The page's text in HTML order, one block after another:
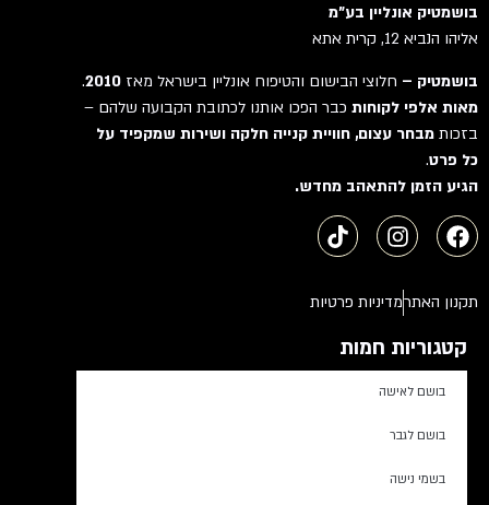
בושמטיק אונליין בע"מ
אליהו הנביא 12, קרית אתא
בושמטיק –חלוצי הבישום והטיפוח אונליין בישראל מאז2010
.
מאות אלפי לקוחותכבר הפכו אותנו לכתובת הקבועה שלהם –
בזכותמבחר עצום, חוויית קנייה חלקה ושירות שמקפיד על
כל פרט.
הגיע הזמן להתאהב מחדש.
תקנון האתרמדיניות פרטיות
קטגוריות חמות
בושם לאישה
בושם לגבר
בשמי נישה